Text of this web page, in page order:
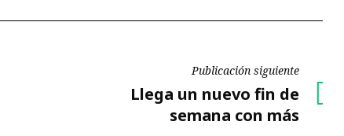
Publicación siguiente
Publicación
siguiente
Llega un nuevo fin de
semana con más